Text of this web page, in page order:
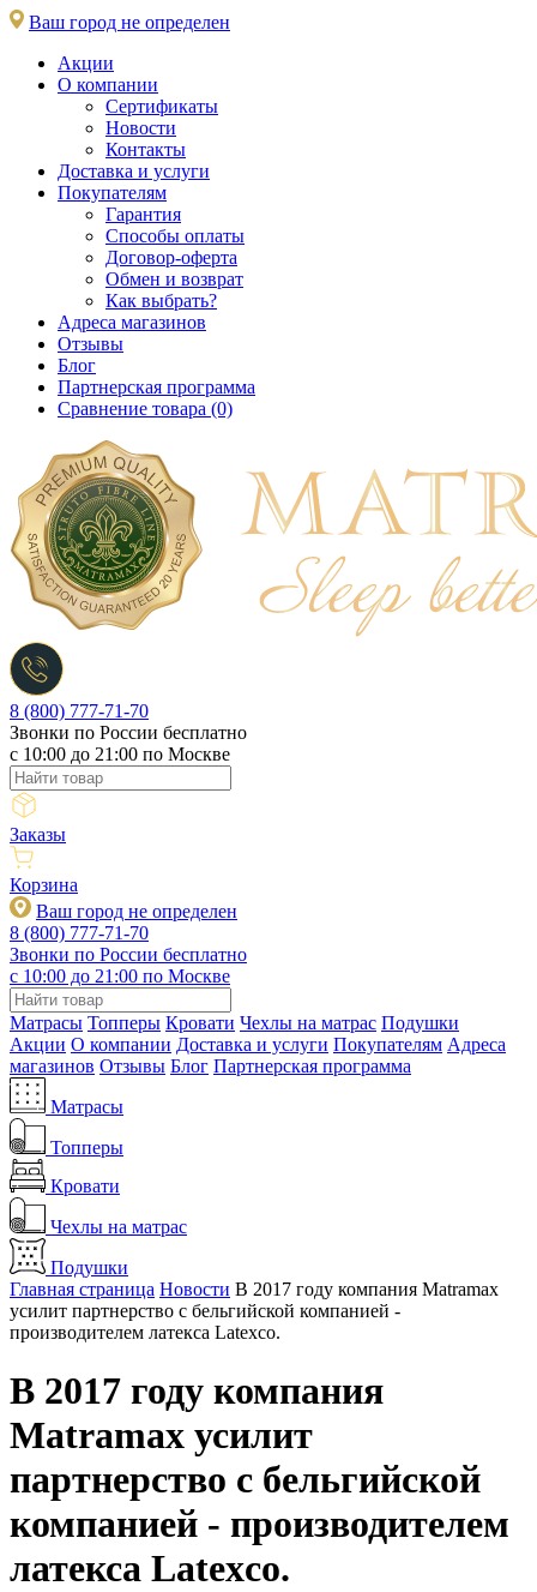
Ваш город не определен
Акции
О компании
Сертификаты
Новости
Контакты
Доставка и услуги
Покупателям
Гарантия
Способы оплаты
Договор-оферта
Обмен и возврат
Как выбрать?
Адреса магазинов
Отзывы
Блог
Партнерская программа
Сравнение товара (0)
8 (800) 777-71-70
Звонки по России бесплатно
c 10:00 до 21:00 по Москве
Заказы
Корзина
Ваш город не определен
8 (800) 777-71-70
Звонки по России бесплатно
c 10:00 до 21:00 по Москве
Матрасы Топперы Кровати Чехлы на матрас Подушки
Акции О компании Доставка и услуги Покупателям Адреса
магазинов Отзывы Блог Партнерская программа
Матрасы
Топперы
Кровати
Чехлы на матрас
Подушки
Главная страница Новости В 2017 году компания Matramax
усилит партнерство с бельгийской компанией -
производителем латекса Latexco.
В 2017 году компания
Matramax усилит
партнерство с бельгийской
компанией - производителем
латекса Latexco.